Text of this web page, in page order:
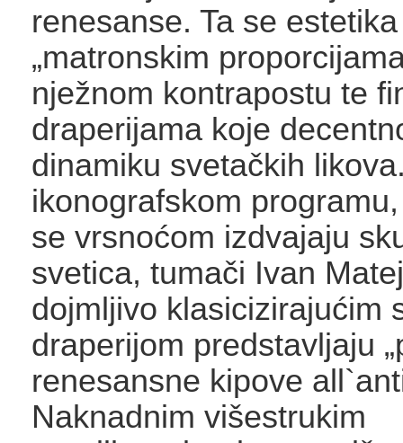
renesanse. Ta se
„matronskim
nježnom kontrapostu te
draperijama koje
dinamiku svetačkih
ikonografskom
se vrsnoćom izdvajaju
svetica, tumači Ivan
dojmljivo klasicizirajućim
draperijom predstavljaju
renesansne kipove
Naknadnim višestrukim